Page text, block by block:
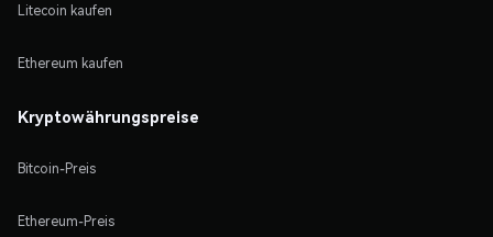
Litecoin kaufen
Ethereum kaufen
Kryptowährungspreise
Bitcoin-Preis
Ethereum-Preis